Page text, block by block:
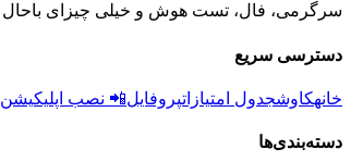
سرگرمی، فال، تست هوش و خیلی چیزای باحال
دسترسی سریع
خانهکاوشجدول امتیازاتپروفایل📲 نصب اپلیکیشن
دسته‌بندی‌ها